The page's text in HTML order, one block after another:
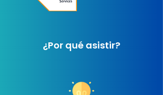
¿Por qué asistir?